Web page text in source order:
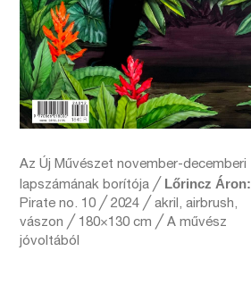
Az Új Művészet november-decemberi
lapszámának borítója ╱ Lőrincz Áron:
Pirate no. 10 ╱ 2024 ╱ akril, airbrush,
vászon ╱ 180×130 cm ╱ A művész
jóvoltából